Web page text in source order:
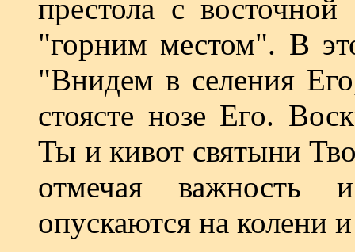
престола с
"горним местом". В
"Внидем в селения
стоясте нозе Его.
Ты и кивот святыни
отмечая важность
опускаются на колени